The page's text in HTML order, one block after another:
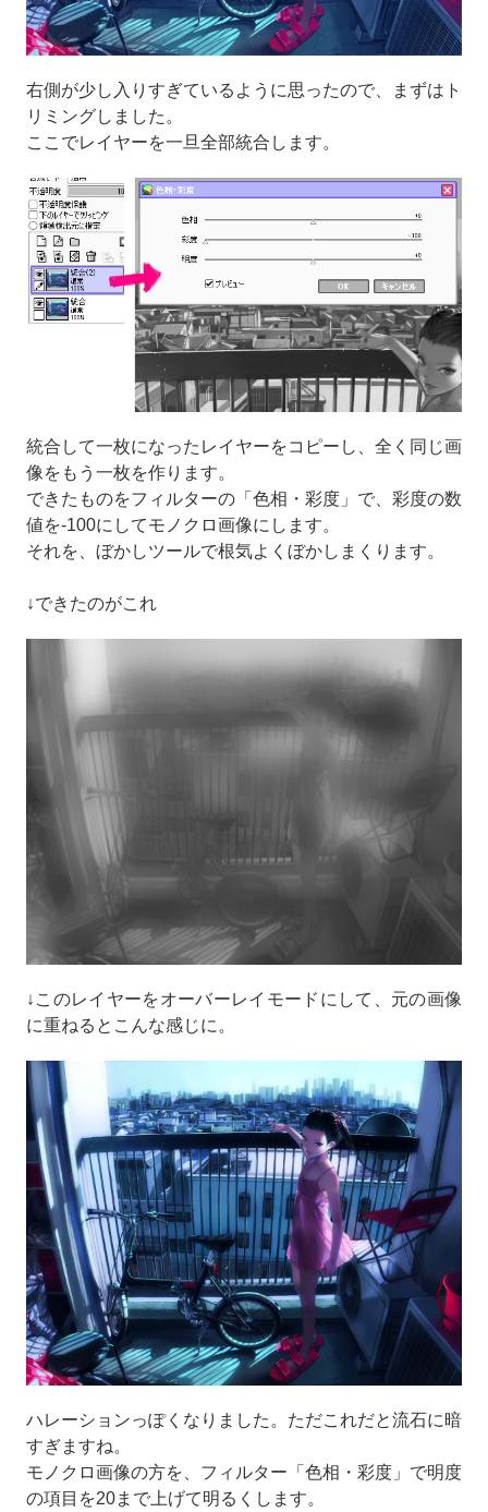
右側が少し入りすぎているように思ったので、まずはト
リミングしました。
ここでレイヤーを一旦全部統合します。
統合して一枚になったレイヤーをコピーし、全く同じ画
像をもう一枚を作ります。
できたものをフィルターの「色相・彩度」で、彩度の数
値を-100にしてモノクロ画像にします。
それを、ぼかしツールで根気よくぼかしまくります。
↓できたのがこれ
↓このレイヤーをオーバーレイモードにして、元の画像
に重ねるとこんな感じに。
ハレーションっぽくなりました。ただこれだと流石に暗
すぎますね。
モノクロ画像の方を、フィルター「色相・彩度」で明度
の項目を20まで上げて明るくします。